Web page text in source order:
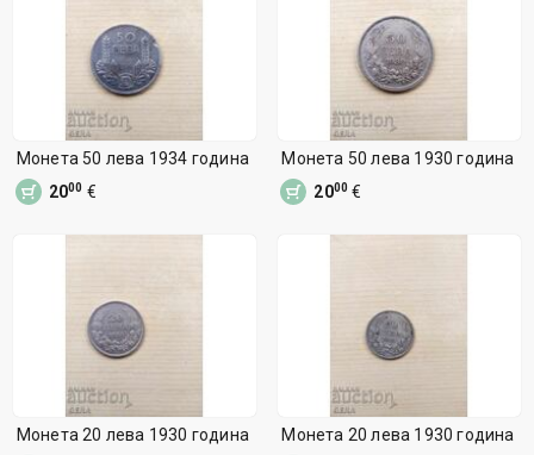
Монета 50 лева 1934 година
2000 €
Монета 50 лева 1930 година
2000 €
Монета 20 лева 1930 година
Монета 20 лева 1930 година